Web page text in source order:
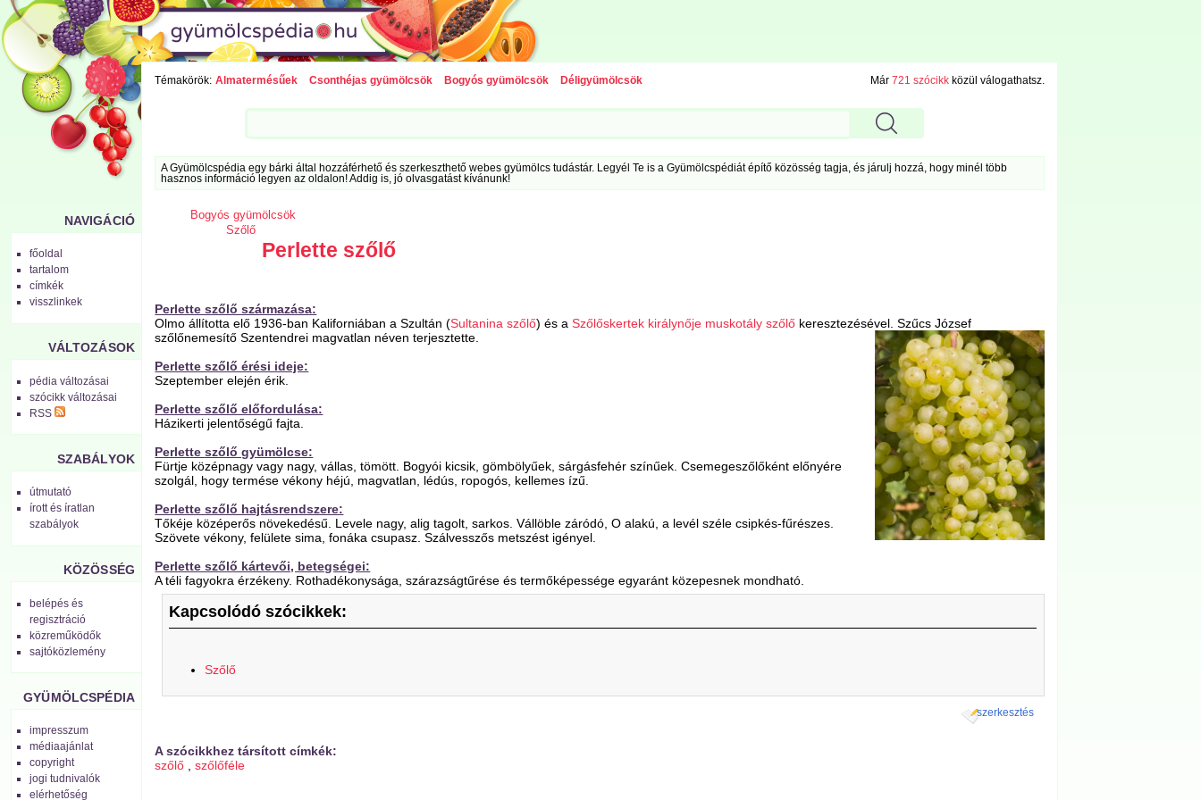
NAVIGÁCIÓ
főoldal
tartalom
címkék
visszlinkek
VÁLTOZÁSOK
pédia változásai
szócikk változásai
RSS
SZABÁLYOK
útmutató
írott és íratlan
szabályok
KÖZÖSSÉG
belépés és
regisztráció
közreműködők
sajtóközlemény
GYÜMÖLCSPÉDIA
impresszum
médiaajánlat
copyright
jogi tudnivalók
elérhetőség
Témakörök: Almatermésűek Csonthéjas gyümölcsök Bogyós gyümölcsök Déligyümölcsök Már 721 szócikkközül válogathatsz.
A Gyümölcspédia egy bárki által hozzáférhető és szerkeszthető webes gyümölcs tudástár. Legyél Te is a Gyümölcspédiát építő közösség tagja, és járulj hozzá, hogy minél több
hasznos információ legyen az oldalon! Addig is, jó olvasgatást kívánunk!
Bogyós gyümölcsök
Szőlő
Perlette szőlő
Perlette szőlő származása:
Olmo állította elő 1936-ban Kaliforniában a Szultán (Sultanina szőlő) és aSzőlőskertek királynője muskotály szőlő keresztezésével. SzűcsJózsef
szőlőnemesítő Szentendrei magvatlan néven terjesztette.
Perlette szőlő érési ideje:
Szeptember elején érik.
Perlette szőlő előfordulása:
Házikerti jelentőségű fajta.
Perlette szőlő gyümölcse:
Fürtje középnagy vagy nagy, vállas, tömött. Bogyói kicsik, gömbölyűek, sárgásfehér színűek. Csemegeszőlőként előnyére
szolgál, hogy termése vékony héjú, magvatlan, lédús, ropogós, kellemes ízű.
Perlette szőlő hajtásrendszere:
Tőkéje középerős növekedésű. Levele nagy, alig tagolt, sarkos. Vállöble záródó, O alakú, a levél széle csipkés-fűrészes.
Szövete vékony, felülete sima, fonáka csupasz. Szálvesszős metszést igényel.
Perlette szőlő kártevői, betegségei:
A téli fagyokra érzékeny. Rothadékonysága, szárazságtűrése és termőképessége egyaránt közepesnek mondható.
Kapcsolódó szócikkek:
Szőlő
szerkesztés
A szócikkhez társított címkék:
szőlő ,szőlőféle